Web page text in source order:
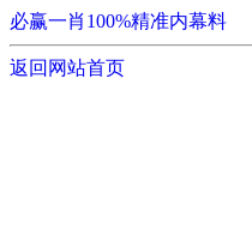
必赢一肖100%精准内幕料
返回网站首页